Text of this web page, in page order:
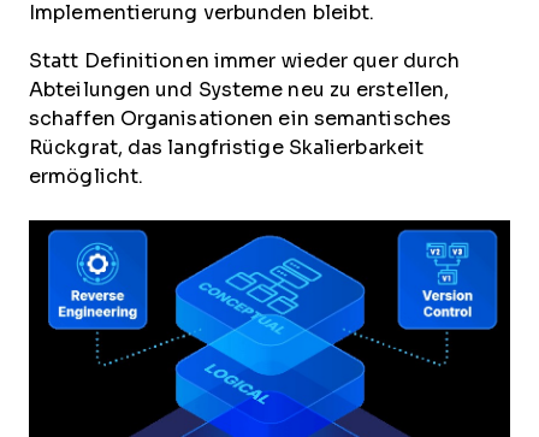
Implementierung verbunden bleibt.
Statt Definitionen immer wieder quer durch
Abteilungen und Systeme neu zu erstellen,
schaffen Organisationen ein semantisches
Rückgrat, das langfristige Skalierbarkeit
ermöglicht.